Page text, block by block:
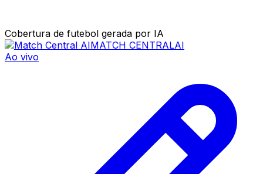
Cobertura de futebol gerada por IA
MATCH CENTRALAI
Ao vivo